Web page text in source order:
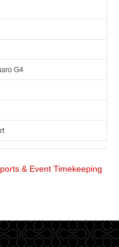
G4
& Event Timekeeping